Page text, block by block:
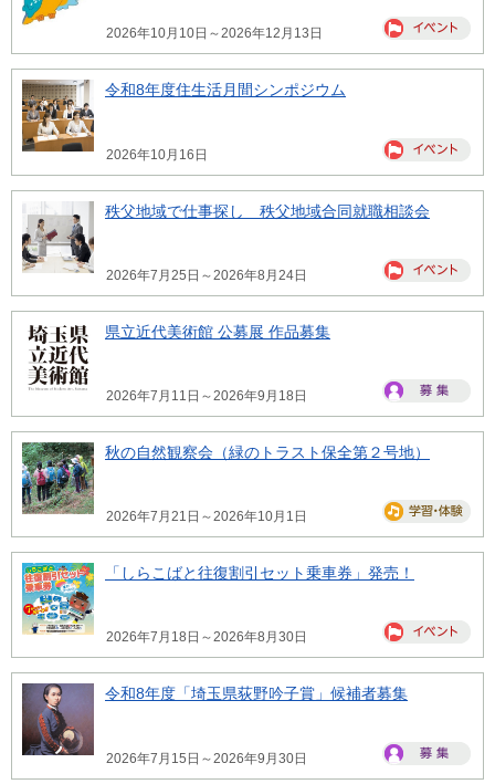
2026年10月10日～2026年12月13日
令和8年度住生活月間シンポジウム
2026年10月16日
秩父地域で仕事探し 秩父地域合同就職相談会
2026年7月25日～2026年8月24日
県立近代美術館 公募展 作品募集
2026年7月11日～2026年9月18日
秋の自然観察会（緑のトラスト保全第２号地）
2026年7月21日～2026年10月1日
「しらこばと往復割引セット乗車券」発売！
2026年7月18日～2026年8月30日
令和8年度「埼玉県荻野吟子賞」候補者募集
2026年7月15日～2026年9月30日